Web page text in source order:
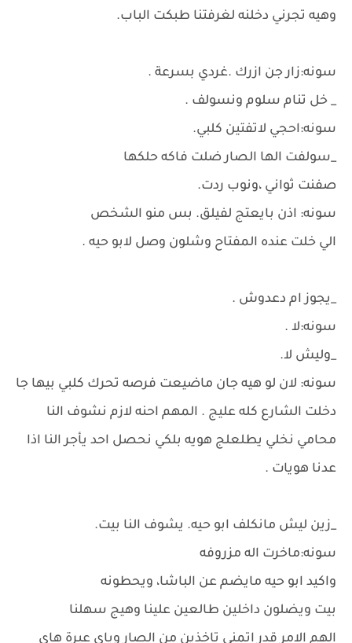
وهيه تجرني دخلنه لغرفتنا طبكت الباب.
سونه:زار جن ازرك .غردي بسرعة .
_ خل تنام سلوم ونسولف .
سونه:احجي لاتفتين كلبي.
_سولفت الها الصار ضلت فاكه حلكها
صفنت ثواني ،ونوب ردت.
سونه: اذن بايعتج لفيلق. بس منو الشخص
الي خلت عنده المفتاح وشلون وصل لابو حيه .
_يجوز ام دعدوش .
سونه:لا .
_وليش لا.
سونه: لان لو هيه جان ماضيعت فرصه تحرك كلبي بيها جا
دخلت الشارع كله عليج . المهم احنه لازم نشوف النا
محامي نخلي يطلعلج هويه بلكي نحصل احد يأجر النا اذا
عدنا هويات .
_زين ليش مانكلف ابو حيه. يشوف النا بيت.
سونه:ماخرت اله مزروفه
واكيد ابو حيه مايضم عن الباشا، ويحطونه
بيت ويضلون داخلين طالعين علينا وهيج سهلنا
الهم الامر قدر اتمنى تاخذين من الصار وياي عبرة هاي